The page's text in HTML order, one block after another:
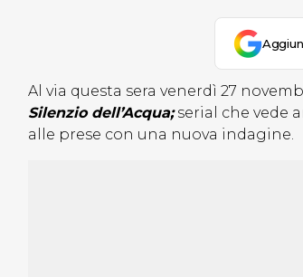
Al via questa sera venerdì 27
Silenzio dell’Acqua;serial che vede
alle prese con una nuova indagine.